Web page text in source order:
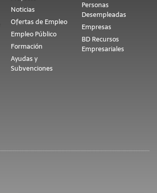
Noticias
Ofertas de Empleo
Empleo Público
Formación
Ayudas y
Subvenciones
Personas
Desempleadas
Empresas
BD Recursos
Empresariales